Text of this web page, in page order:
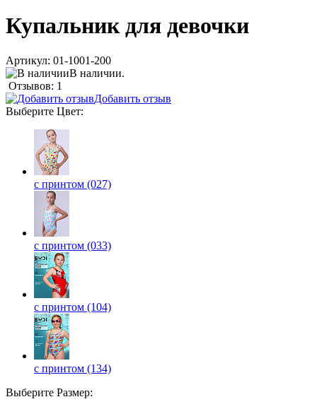
Купальник для девочки
Артикул: 01-1001-200
В наличии.
Отзывов: 1
Добавить отзыв
Выберите Цвет:
с принтом (027)
с принтом (033)
с принтом (104)
с принтом (134)
Выберите Размер: